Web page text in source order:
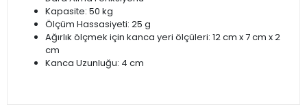
Kapasite: 50 kg
Ölçüm Hassasiyeti: 25 g
Ağırlık ölçmek için kanca yeri ölçüleri: 12 cm x 7 cm x 2
cm
Kanca Uzunluğu: 4 cm